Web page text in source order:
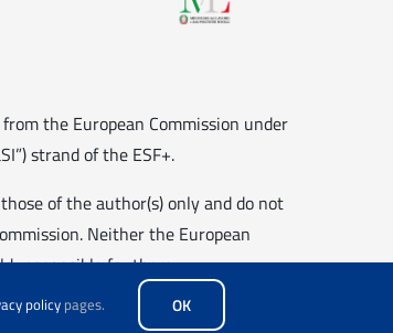
the European Commission under
strand of the ESF+.
of the author(s) only and do not
Neither the European
responsible for them.
policypages. OK